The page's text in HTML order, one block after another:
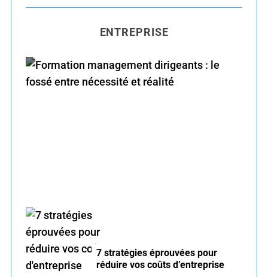
f
o
C
ENTREPRISE
7 stratégies éprouvées pour
réduire vos coûts d’entreprise